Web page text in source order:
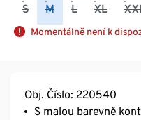
S M L XL
Momentálně není k
Obj. Číslo: 220540
S malou barevně